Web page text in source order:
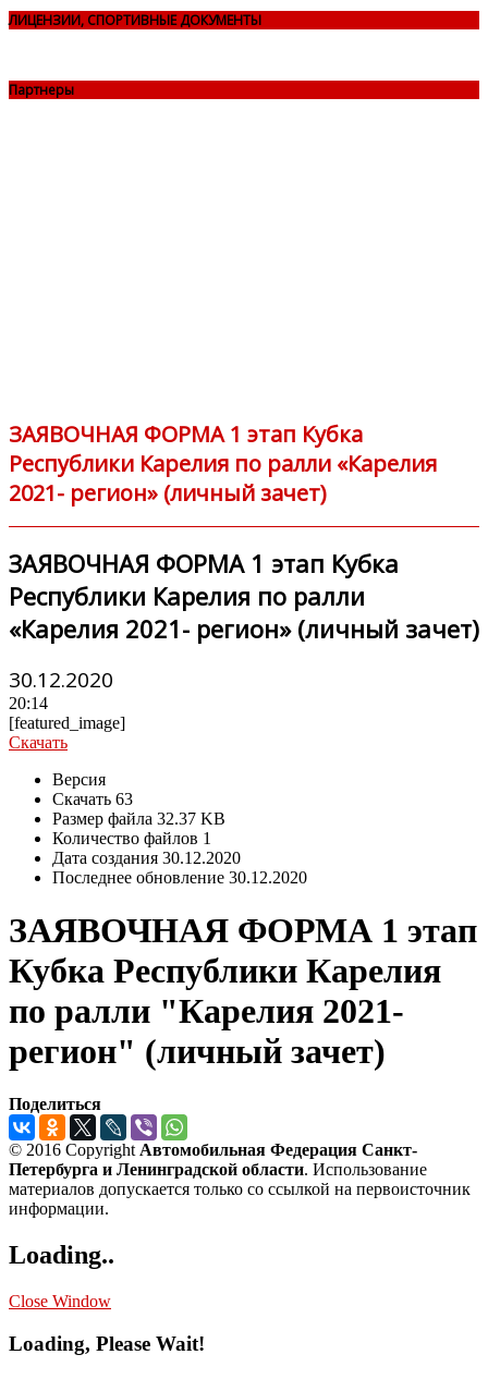
ЛИЦЕНЗИИ, СПОРТИВНЫЕ ДОКУМЕНТЫ
Партнеры
ЗАЯВОЧНАЯ ФОРМА 1 этап Кубка
Республики Карелия по ралли «Карелия
2021- регион» (личный зачет)
ЗАЯВОЧНАЯ ФОРМА 1 этап Кубка
Республики Карелия по ралли
«Карелия 2021- регион» (личный зачет)
30.12.2020
20:14
[featured_image]
Скачать
Версия
Скачать 63
Размер файла 32.37 KB
Количество файлов 1
Дата создания 30.12.2020
Последнее обновление 30.12.2020
ЗАЯВОЧНАЯ ФОРМА 1 этап
Кубка Республики Карелия
по ралли "Карелия 2021-
регион" (личный зачет)
Поделиться
© 2016 CopyrightАвтомобильная Федерация Санкт-
Петербурга и Ленинградской области. Использование
материалов допускается только со ссылкой на первоисточник
информации.
Loading..
Close Window
Loading, Please Wait!